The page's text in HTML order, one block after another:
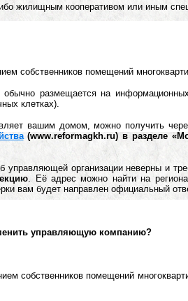
жилищным кооперативом или иным
собственников помещений
размещается на
клетках).
вашим домом, можно получить
(www.reformagkh.ru) в разделе
организации неверны и
. Её адрес можно найти на
вам будет направлен официальный
управляющую компанию?
собственников помещений